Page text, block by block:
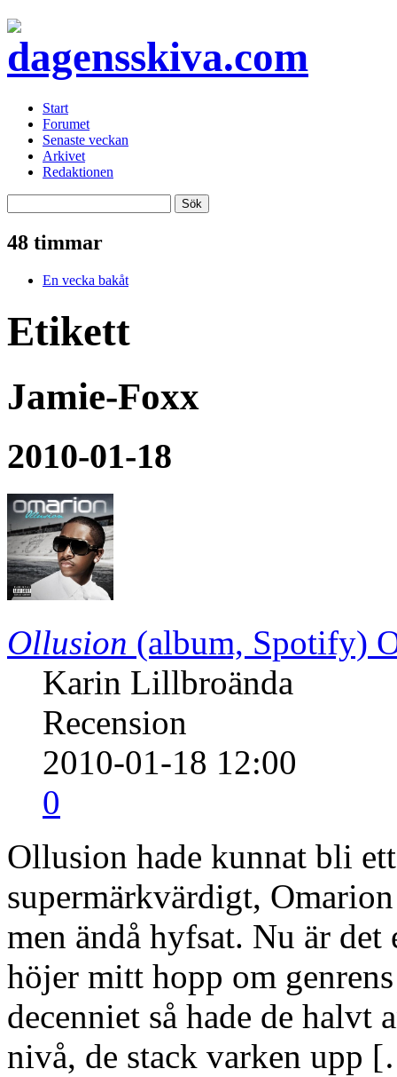
Start
Forumet
Senaste veckan
Arkivet
Redaktionen
48 timmar
En vecka bakåt
Etikett
Jamie-Foxx
2010-01-18
Ollusion (album, Spotify)
Karin Lillbroända
Recension
2010-01-18 12:00
0
Ollusion hade kunnat bli
supermärkvärdigt,
men ändå hyfsat. Nu är
höjer mitt hopp om
decenniet så hade de halvt
nivå, de stack varken upp